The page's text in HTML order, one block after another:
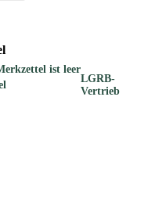
ist leer
LGRB-
Vertrieb